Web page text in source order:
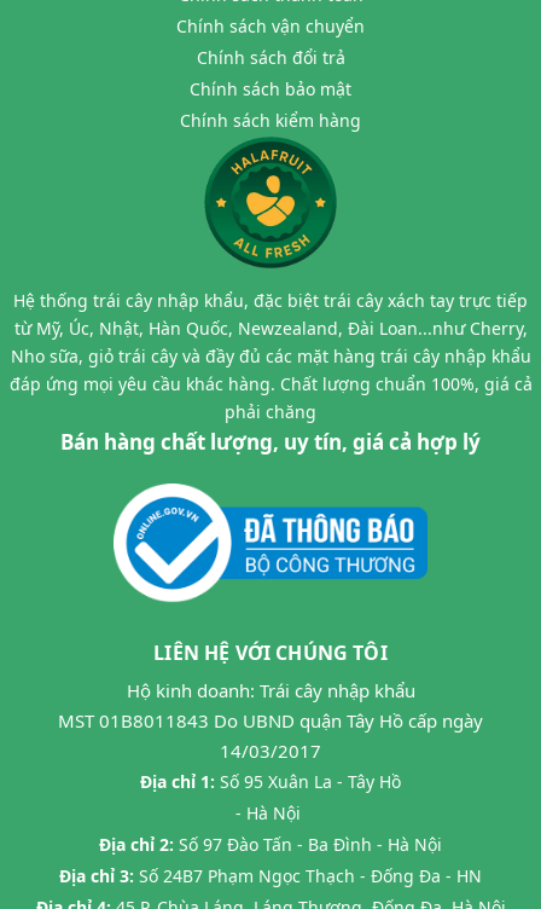
Chính sách vận chuyển
Chính sách đổi trả
Chính sách bảo mật
Chính sách kiểm hàng
Hệ thống trái cây nhập khẩu, đặc biệt trái cây xách tay trực tiếp
từ Mỹ, Úc, Nhật, Hàn Quốc, Newzealand, Đài Loan...như Cherry,
Nho sữa, giỏ trái cây và đầy đủ các mặt hàng trái cây nhập khẩu
đáp ứng mọi yêu cầu khác hàng. Chất lượng chuẩn 100%, giá cả
phải chăng
Bán hàng chất lượng, uy tín, giá cả hợp lý
LIÊN HỆ VỚI CHÚNG TÔI
Hộ kinh doanh: Trái cây nhập khẩu
MST 01B8011843 Do UBND quận Tây Hồ cấp ngày
14/03/2017
Địa chỉ 1: Số 95 Xuân La - Tây Hồ
- Hà Nội
Địa chỉ 2: Số 97 Đào Tấn - Ba Đình - Hà Nội
Địa chỉ 3: Số 24B7 Phạm Ngọc Thạch - Đống Đa - HN